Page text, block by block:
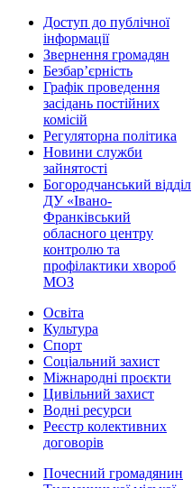
Доступ до публічної
інформації
Звернення громадян
Безбар’єрність
Графік проведення
засідань постійних
комісій
Регуляторна політика
Новини служби
зайнятості
Богородчанський відділ
ДУ «Івано-
Франківський
обласного центру
контролю та
профілактики хвороб
МОЗ
Освіта
Культура
Спорт
Соціальний захист
Міжнародні проєкти
Цивільний захист
Водні ресурси
Реєстр колективних
договорів
Почесний громадянин